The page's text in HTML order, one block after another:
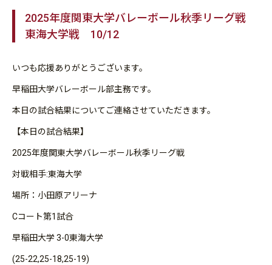
2025年度関東大学バレーボール秋季リーグ戦
東海大学戦 10/12
いつも応援ありがとうございます。
早稲田大学バレーボール部主務です。
本日の試合結果についてご連絡させていただきます。
【本日の試合結果】
2025年度関東大学バレーボール秋季リーグ戦
対戦相手:東海大学
場所：小田原アリーナ
Cコート第1試合
早稲田大学 3-0東海大学
(25-22,25-18,25-19)